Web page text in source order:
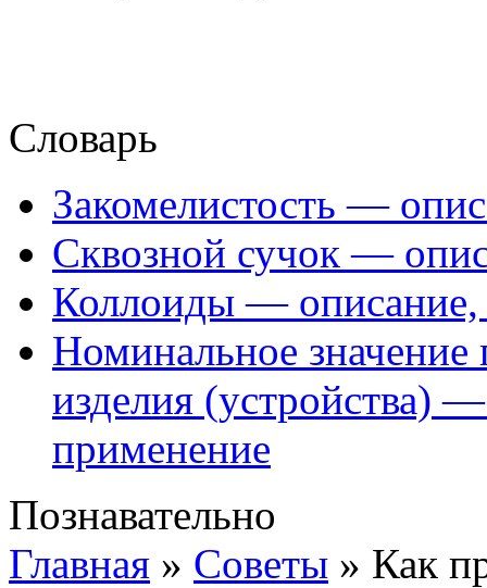
Словарь
Закомелистость —
Сквозной сучок —
Коллоиды — описание,
Номинальное значение
изделия (устройства)
применение
Познавательно
Главная » Советы » Как